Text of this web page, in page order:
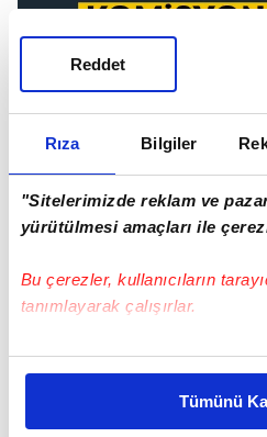
Rıza Bilgiler
"Sitelerimizde reklam ve
yürütülmesi amaçları ile
Bu çerezler, kullanıcıların
tanımlayarak çalışırlar.
Bu çerezlere izin vermeniz
daha iyi reklam deneyimi
Tümünü
Reddet
Terörsüz Türkiye komisyonu
sonuçlar alındı